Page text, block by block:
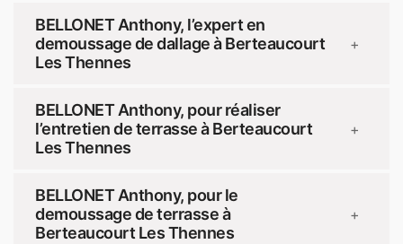
BELLONET Anthony, l’expert en
demoussage de dallage à Berteaucourt
Les Thennes
+
BELLONET Anthony, pour réaliser
l’entretien de terrasse à Berteaucourt
Les Thennes
+
BELLONET Anthony, pour le
demoussage de terrasse à
Berteaucourt Les Thennes
+